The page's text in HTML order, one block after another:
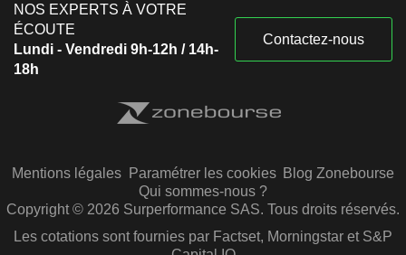
NOS EXPERTS À VOTRE
ÉCOUTE
Lundi - Vendredi 9h-12h / 14h-
18h
Contactez-nous
Mentions légales Paramétrer les cookies Blog Zonebourse
Qui sommes-nous ?
Copyright © 2026 Surperformance SAS. Tous droits réservés.
Les cotations sont fournies par Factset, Morningstar et S&P